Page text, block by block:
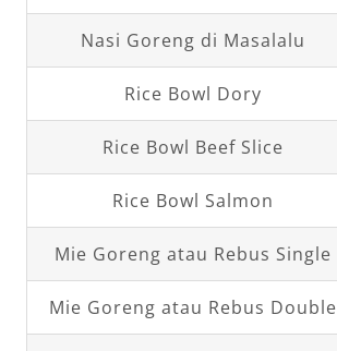
Nasi Goreng di Masalalu
Rice Bowl Dory
Rice Bowl Beef Slice
Rice Bowl Salmon
Mie Goreng atau Rebus Single
Mie Goreng atau Rebus Double